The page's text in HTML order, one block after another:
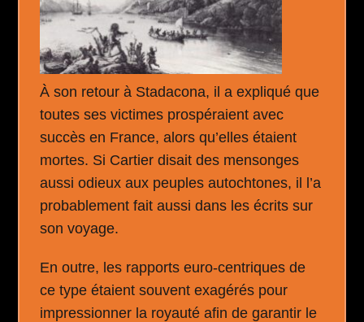
À son retour à Stadacona, il a expliqué que
toutes ses victimes prospéraient avec
succès en France, alors qu’elles étaient
mortes. Si Cartier disait des mensonges
aussi odieux aux peuples autochtones, il l’a
probablement fait aussi dans les écrits sur
son voyage.
En outre, les rapports euro-centriques de
ce type étaient souvent exagérés pour
impressionner la royauté afin de garantir le